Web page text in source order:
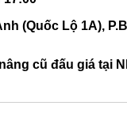
(Quốc Lộ 1A),
cũ đấu giá tại